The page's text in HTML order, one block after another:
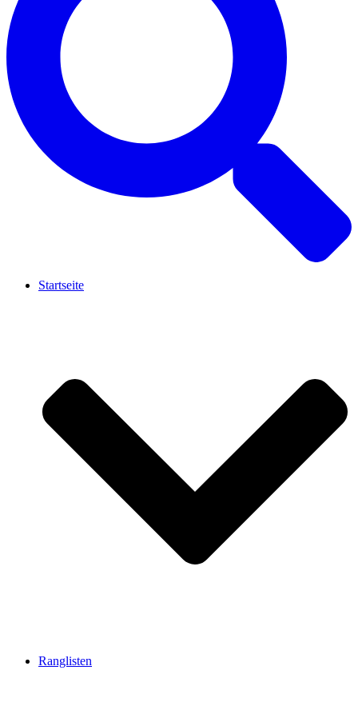
Startseite
Ranglisten